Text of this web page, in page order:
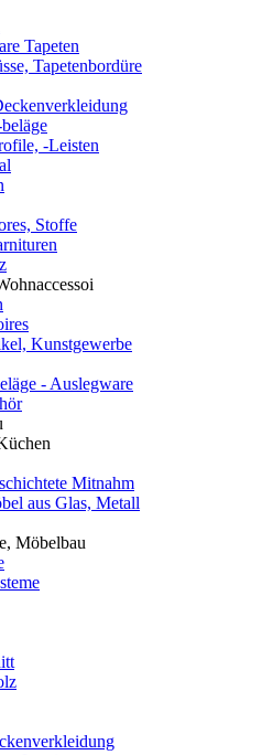
Tapeten
Tapetenbordüre
-Leisten
Stoffe
Kunstgewerbe
- Auslegware
Mitnahm
aus Glas, Metall
Möbelbau